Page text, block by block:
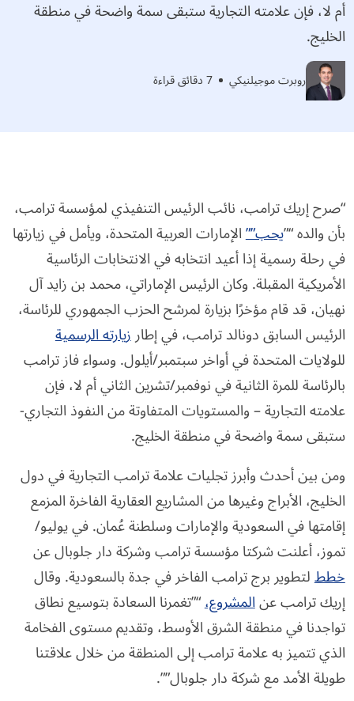
أم لا، فإن علامته التجارية ستبقى سمة واضحة في منطقة
الخليج.
روبرت موجيلنيكي 7 دقائق قراءة
“صرح إريك ترامب، نائب الرئيس التنفيذي لمؤسسة ترامب،
بأن والده “”يحب””الإمارات العربية المتحدة، ويأمل في زيارتها
في رحلة رسمية إذا أعيد انتخابه في الانتخابات الرئاسية
الأمريكية المقبلة. وكان الرئيس الإماراتي، محمد بن زايد آل
نهيان، قد قام مؤخرًا بزيارة لمرشح الحزب الجمهوري للرئاسة،
الرئيس السابق دونالد ترامب، في إطارزيارته الرسمية
للولايات المتحدة في أواخر سبتمبر/أيلول. وسواء فاز ترامب
بالرئاسة للمرة الثانية في نوفمبر/تشرين الثاني أم لا، فإن
علامته التجارية – والمستويات المتفاوتة من النفوذ التجاري-
ستبقى سمة واضحة في منطقة الخليج.
ومن بين أحدث وأبرز تجليات علامة ترامب التجارية في دول
الخليج، الأبراج وغيرها من المشاريع العقارية الفاخرة المزمع
إقامتها في السعودية والإمارات وسلطنة عُمان. في يوليو/
تموز، أعلنت شركتا مؤسسة ترامب وشركة دار جلوبال عن
خططلتطوير برج ترامب الفاخر في جدة بالسعودية. وقال
إريك ترامب عنالمشروع،“”تغمرنا السعادة بتوسيع نطاق
تواجدنا في منطقة الشرق الأوسط، وتقديم مستوى الفخامة
الذي تتميز به علامة ترامب إلى المنطقة من خلال علاقتنا
طويلة الأمد مع شركة دار جلوبال””.